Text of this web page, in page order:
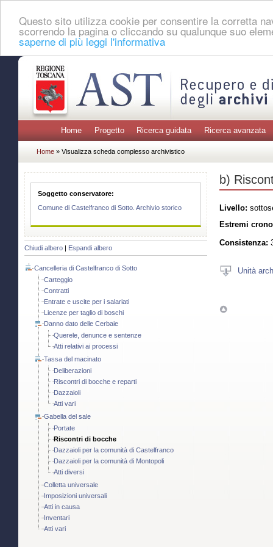
Questo sito utilizza cookie per consentire la corretta
scorrendo la pagina o cliccando su qualunque suo
saperne di più leggi l'informativa
Home Progetto Ricerca guidata Ricerca avanzata
Home » Visualizza scheda complesso archivistico
Soggetto conservatore:
Comune di Castelfranco di Sotto. Archivio storico
Chiudi albero Espandi albero
Cancelleria di Castelfranco di Sotto
Carteggio
Contratti
Entrate e uscite per i salariati
Licenze per taglio di boschi
Danno dato delle Cerbaie
Querele, denunce e sentenze
Atti relativi ai processi
Tassa del macinato
Deliberazioni
Riscontri di bocche e reparti
Dazzaioli
Atti vari
Gabella del sale
Portate
Riscontri di bocche
Dazzaioli per la comunità di Castelfranco
Dazzaioli per la comunità di Montopoli
Atti diversi
Colletta universale
Imposizioni universali
Atti in causa
Inventari
Atti vari
b)
Livello:
Estremi
Consistenza:
Unità